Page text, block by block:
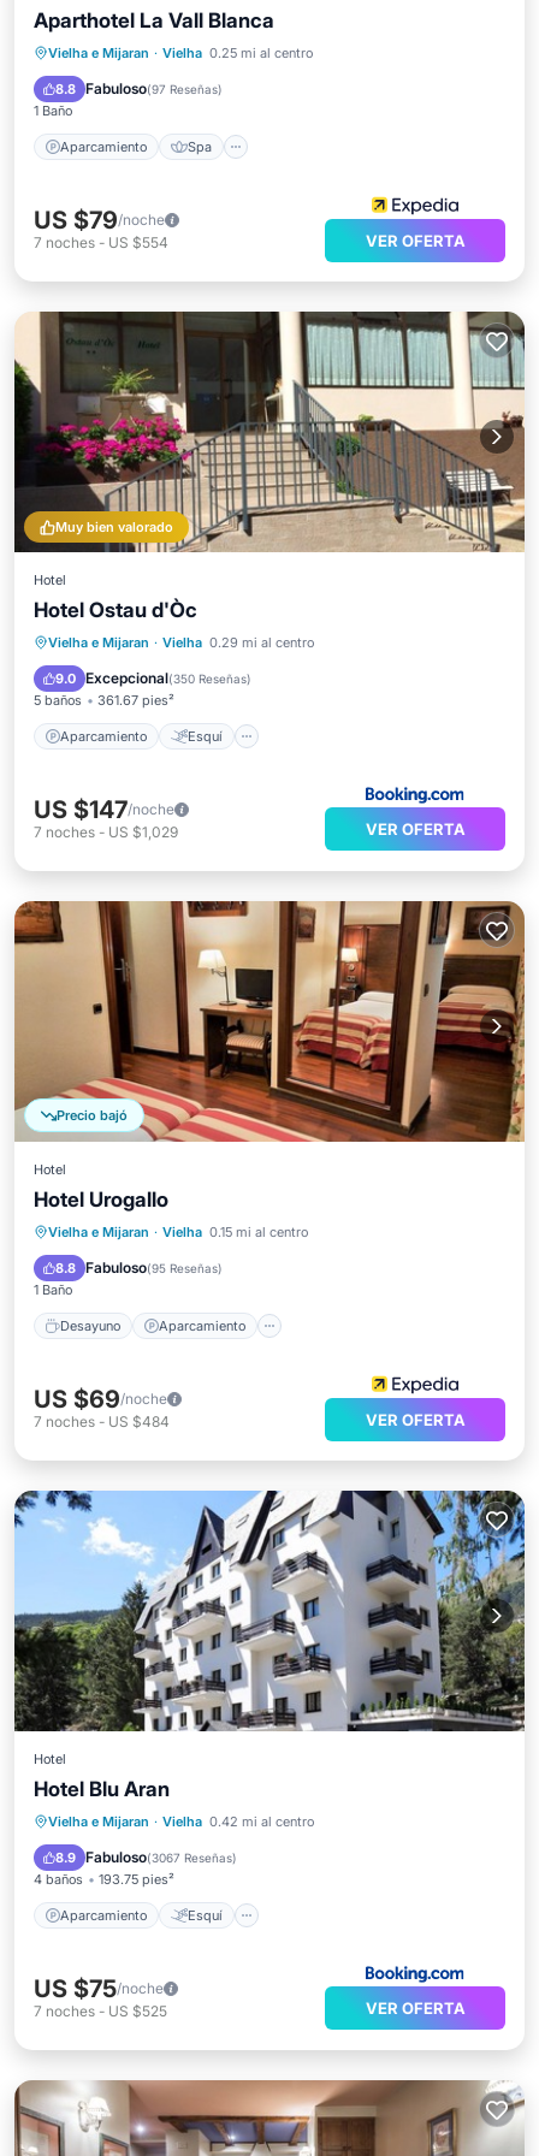
Aparthotel La Vall Blanca
Vielha e Mijaran · Vielha 0.25 mi al centro
8.8 Fabuloso(97 Reseñas)
1 Baño
Aparcamiento Spa
Aparcamiento Spa
Balcón/Terraza
US $79/noche
7 noches - US $554 VER OFERTA
Muy bien valorado
Hotel
Hotel Ostau d'Òc
Vielha e Mijaran · Vielha 0.29 mi al centro
9.0 Excepcional(350 Reseñas)
5 baños 361.67 pies²
Aparcamiento Esquí
Aparcamiento
Esquí
Balcón/Terraza
US $147/noche
7 noches - US $1,029 VER OFERTA
Precio bajó
Hotel
Hotel Urogallo
Vielha e Mijaran · Vielha 0.15 mi al centro
8.8 Fabuloso(95 Reseñas)
1 Baño
Desayuno Aparcamiento
Desayuno Aparcamiento
Internet
US $69/noche
7 noches - US $484 VER OFERTA
Hotel
Hotel Blu Aran
Vielha e Mijaran · Vielha 0.42 mi al centro
8.9 Fabuloso(3067 Reseñas)
4 baños 193.75 pies²
Aparcamiento Esquí
Aparcamiento Esquí
Apto para niños
US $75/noche
7 noches - US $525 VER OFERTA